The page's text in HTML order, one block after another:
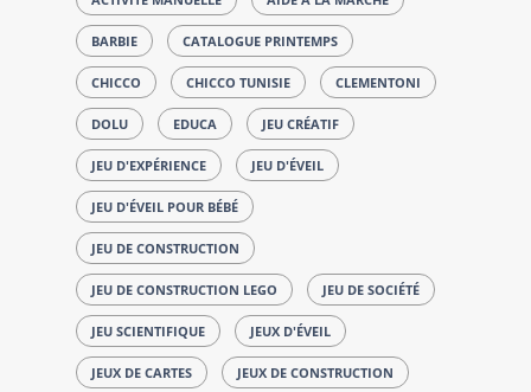
BARBIE CATALOGUE PRINTEMPS
CHICCO CHICCO TUNISIE CLEMENTONI
DOLU EDUCA JEU CRÉATIF
JEU D'EXPÉRIENCE JEU D'ÉVEIL
JEU D'ÉVEIL POUR BÉBÉ
JEU DE CONSTRUCTION
JEU DE CONSTRUCTION LEGO JEU DE SOCIÉTÉ
JEU SCIENTIFIQUE JEUX D'ÉVEIL
JEUX DE CARTES JEUX DE CONSTRUCTION